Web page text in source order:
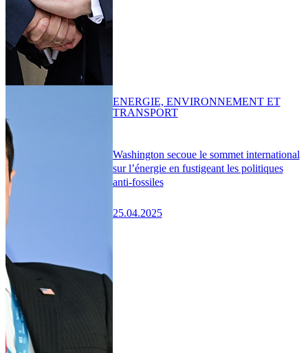
Washington secoue le sommet international
sur l’énergie en fustigeant les politiques
anti-fossiles
25.04.2025
ENERGIE, ENVIRONNEMENT ET
TRANSPORT